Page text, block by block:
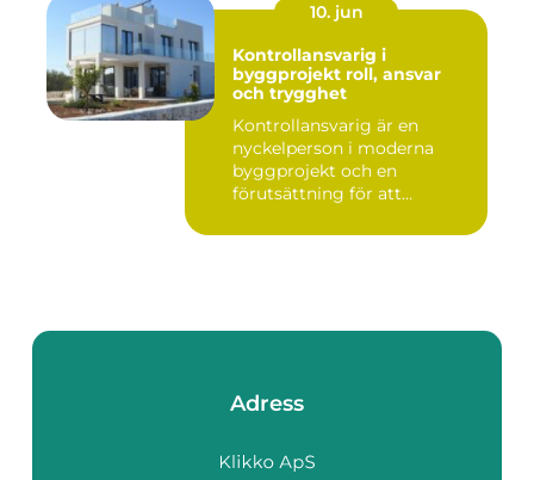
10. jun
Kontrollansvarig i
byggprojekt roll, ansvar
och trygghet
Kontrollansvarig är en
nyckelperson i moderna
byggprojekt och en
förutsättning för att
Adress